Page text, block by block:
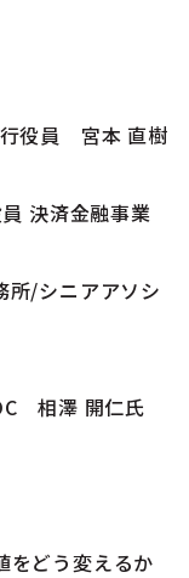
役員 宮本 直樹
決済金融事業
所/シニアアソシ
相澤 開仁氏
をどう変えるか